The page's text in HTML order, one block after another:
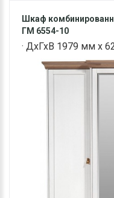
Шкаф
ГМ 6554-10
· ДхГхВ 1979 мм х